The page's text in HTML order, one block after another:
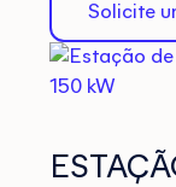
Solicite